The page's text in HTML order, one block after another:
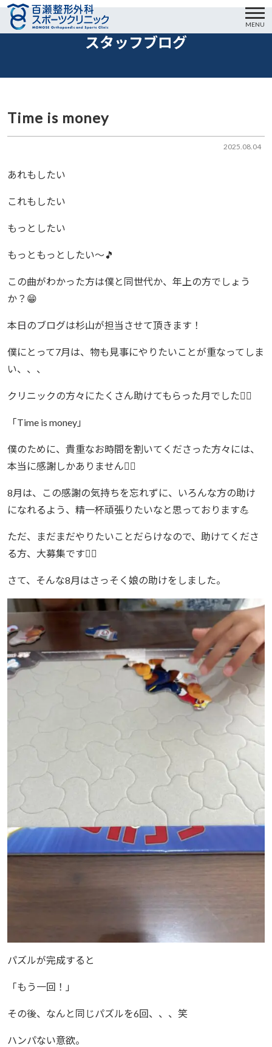
MENU
スタッフブログ
2025.08.04
Time is money
あれもしたい
これもしたい
もっとしたい
もっともっとしたい〜🎵
この曲がわかった方は僕と同世代か、年上の方でしょう
か？😁
本日のブログは杉山が担当させて頂きます！
僕にとって7月は、物も見事にやりたいことが重なってしま
い、、、
クリニックの方々にたくさん助けてもらった月でした🙇‍♂️
「Time is money」
僕のために、貴重なお時間を割いてくださった方々には、
本当に感謝しかありません🙇‍♂️
8月は、この感謝の気持ちを忘れずに、いろんな方の助け
になれるよう、精一杯頑張りたいなと思っております💪
ただ、まだまだやりたいことだらけなので、助けてくださ
る方、大募集です🙇‍♂️
さて、そんな8月はさっそく娘の助けをしました。
パズルが完成すると
「もう一回！」
その後、なんと同じパズルを6回、、、笑
ハンパない意欲。